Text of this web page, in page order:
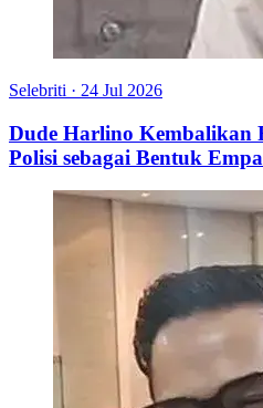
Selebriti · 24 Jul 2026
Dude Harlino Kembalikan
Polisi sebagai Bentuk